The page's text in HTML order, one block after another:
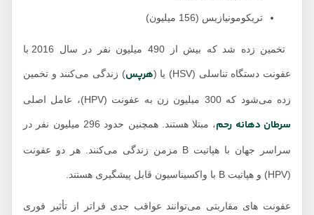
تریکومونیازیس (156 میلیون)
تخمین زده شد که بیش از 490 میلیون نفر در سال 2016 با
عفونت دستگاه تناسلی (HSV) یا ( هرپس) زندگی می‌کنند و تخمین
زده می‌شود که 300 میلیون زن به عفونت (HPV)، عامل اصلی
سرطان دهانه رحم ، مبتلا هستند. همچنین حدود 296 میلیون نفر در
سراسر جهان با هپاتیت B مزمن زندگی می‌کنند. هر دو عفونت
عفونت های مقاربتی می‌توانند عواقب جدی فراتر از تأثیر فوری